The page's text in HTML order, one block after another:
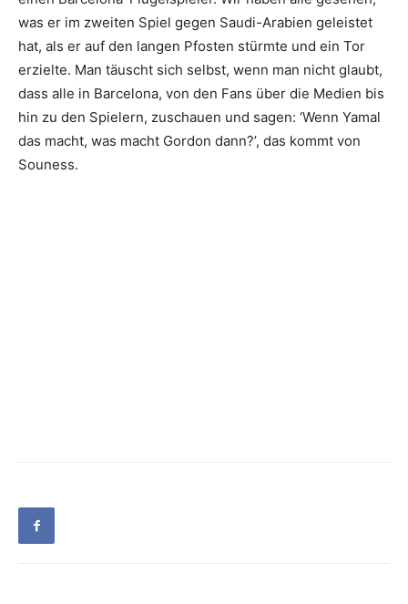
was er im zweiten Spiel gegen Saudi-Arabien geleistet
hat, als er auf den langen Pfosten stürmte und ein Tor
erzielte. Man täuscht sich selbst, wenn man nicht glaubt,
dass alle in Barcelona, von den Fans über die Medien bis
hin zu den Spielern, zuschauen und sagen: ‘Wenn Yamal
das macht, was macht Gordon dann?’, das kommt von
Souness.